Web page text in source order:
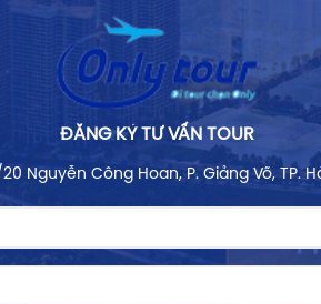
ĐĂNG KÝ TƯ VẤN TOUR
20 Nguyễn Công Hoan, P. Giảng Võ, TP.